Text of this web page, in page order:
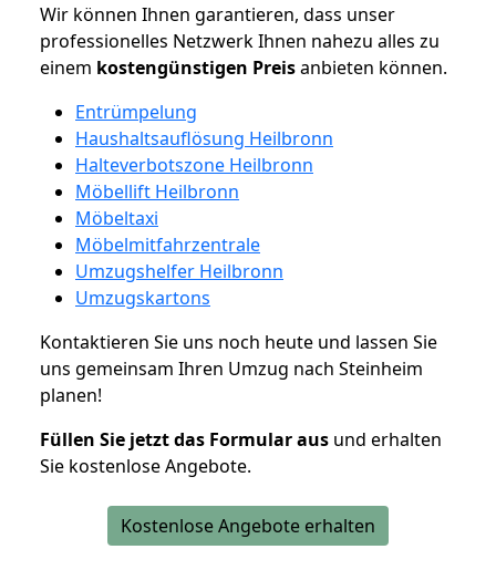
Wir können Ihnen garantieren, dass unser
professionelles Netzwerk Ihnen nahezu alles zu
einem kostengünstigen Preisanbieten können.
Entrümpelung
Haushaltsauflösung Heilbronn
Halteverbotszone Heilbronn
Möbellift Heilbronn
Möbeltaxi
Möbelmitfahrzentrale
Umzugshelfer Heilbronn
Umzugskartons
Kontaktieren Sie uns noch heute und lassen Sie
uns gemeinsam Ihren Umzug nach Steinheim
planen!
Füllen Sie jetzt das Formular aus und erhalten
Sie kostenlose Angebote.
Kostenlose Angebote erhalten